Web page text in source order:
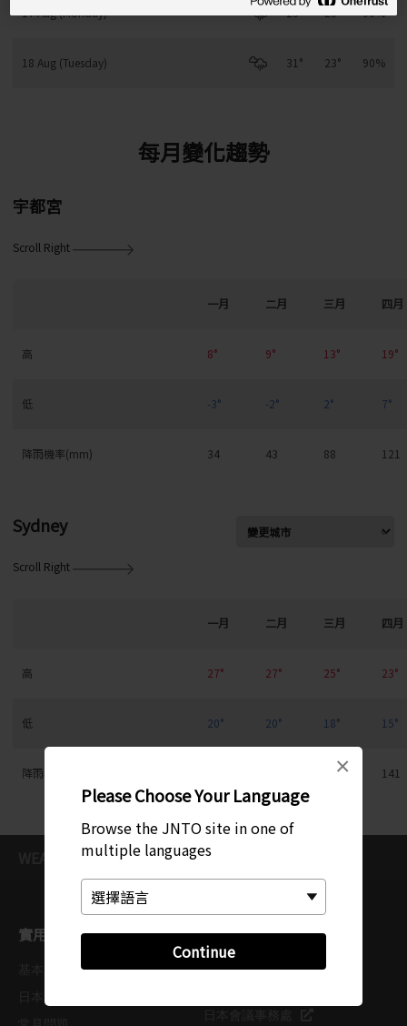
Please Choose Your Language
Browse the JNTO site in one of
multiple languages
Continue
×
17 Aug (Monday) 29° 23° 90%
18 Aug (Tuesday) 31° 23° 90%
每月變化趨勢
宇都宮
Scroll Right
一月 二月 三月 四月
高 8° 9° 13° 19°
低 -3° -2° 2° 7°
降雨機率(mm) 34 43 88 121
Sydney
Scroll Right
一月 二月 三月 四月
高 27° 27° 25° 23°
低 20° 20° 18° 15°
降雨機率(mm) 111 141
WEATHER kanto Utsunomiya
實用資訊 JNTO 相關網站
JNTO Corporate Website